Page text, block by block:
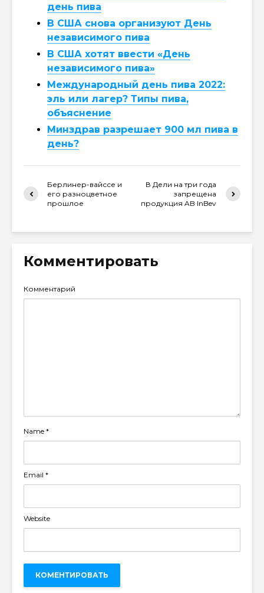
день пива
В США снова организуют День
независимого пива
В США хотят ввести «День
независимого пива»
Международный день пива 2022:
эль или лагер? Типы пива,
объяснение
Минздрав разрешает 900 мл пива в
день?
Берлинер-вайссе и
его разноцветное
прошлое
В Дели на три года
запрещена
продукция AB InBev
Комментировать
Комментарий
Name *
Email *
Website